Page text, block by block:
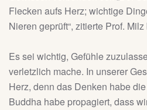
Flecken aufs Herz; wichtige
Nieren geprüft“, zitierte Prof.
Es sei wichtig, Gefühle
verletzlich mache. In unserer
Herz, denn das Denken habe
Buddha habe propagiert, dass